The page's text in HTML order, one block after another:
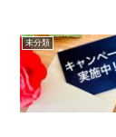
未分類